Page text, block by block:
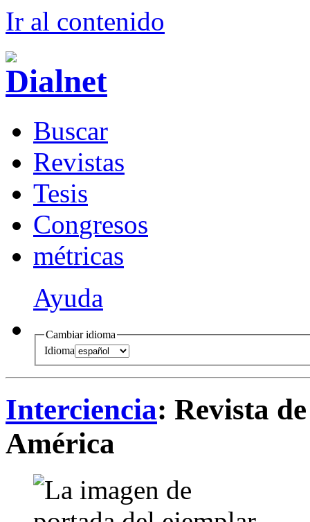
Ir al contenido
Buscar
Revistas
Tesis
Congresos
métricas
Ayuda
Cambiar idioma
Idioma
Interciencia: Revista
América